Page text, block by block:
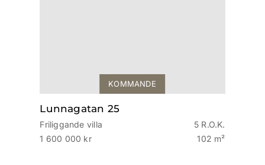
KOMMANDE
Lunnagatan 25
Friliggande villa
5 R.O.K.
1 600 000 kr
102 m²